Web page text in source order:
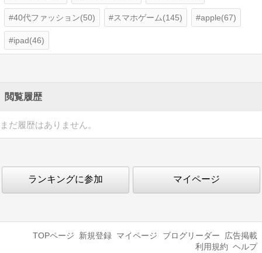
40代ファッション(50) スマホゲーム(145) apple(67)
ipad(46)
閲覧履歴
まだ履歴はありません。
ランキングに参加 マイページ
TOPページ 新規登録 マイページ ブログリーダー
広告掲載
利用規約 ヘルプ